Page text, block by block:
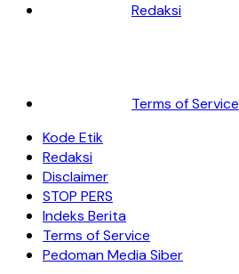
Redaksi
Terms of Service
Kode Etik
Redaksi
Disclaimer
STOP PERS
Indeks Berita
Terms of Service
Pedoman Media Siber